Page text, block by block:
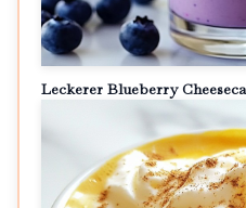
Leckerer Blueberry